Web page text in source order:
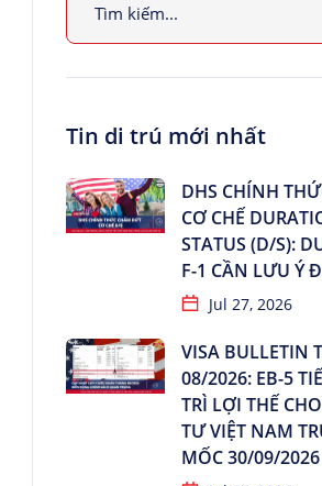
Tin di trú mới nhất
DHS CHÍNH
CƠ CHẾ
STATUS (D/S):
F-1 CẦN LƯU Ý
Jul 27, 2026
VISA BULLETIN
08/2026: EB-5
TRÌ LỢI THẾ
TƯ VIỆT NAM
MỐC 30/09/2026